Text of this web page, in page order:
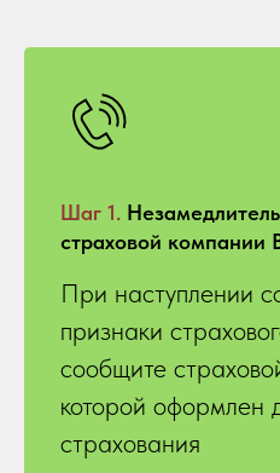
Шаг 1.
страховой компании
При наступлении
признаки
сообщите
которой оформлен
страхования